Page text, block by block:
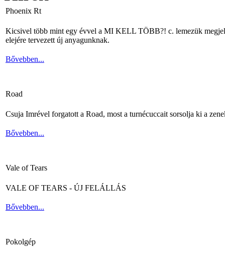
Phoenix Rt
Kicsivel több mint egy évvel a MI KELL TÖBB?! c. lemezük
elejére tervezett új anyagunknak.
Bővebben...
Road
Csuja Imrével forgatott a Road, most a turnécuccait sorsolja ki a
Bővebben...
Vale of Tears
VALE OF TEARS - ÚJ FELÁLLÁS
Bővebben...
Pokolgép